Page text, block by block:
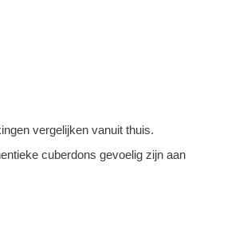
vergelijken vanuit thuis.
cuberdons gevoelig zijn aan